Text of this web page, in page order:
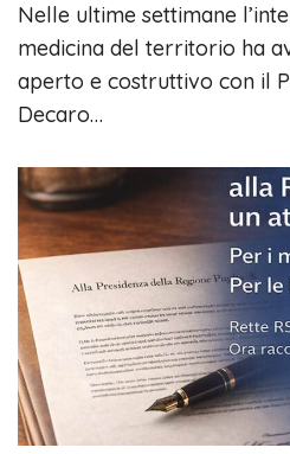
Nelle ultime settimane
medicina del territorio ha
aperto e costruttivo con il
Decaro…